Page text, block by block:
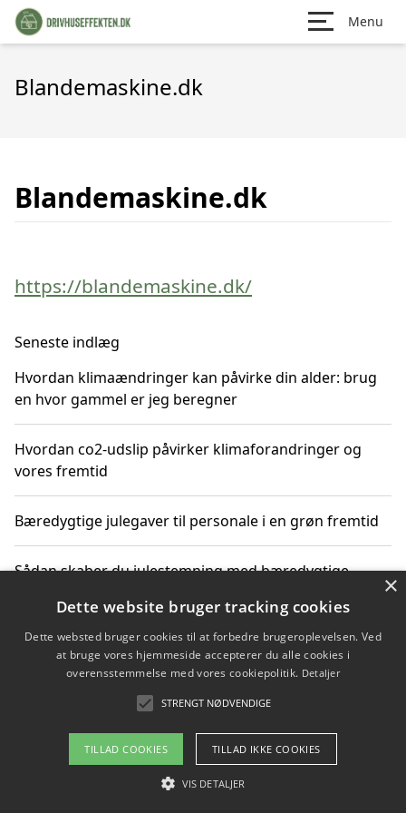
Menu
Blandemaskine.dk
Blandemaskine.dk
https://blandemaskine.dk/
Seneste indlæg
Hvordan klimaændringer kan påvirke din alder: brug
en hvor gammel er jeg beregner
Hvordan co2-udslip påvirker klimaforandringer og
vores fremtid
Bæredygtige julegaver til personale i en grøn fremtid
Sådan skaber du julestemning med bæredygtige
Sådan skaber du et bæredygtigt hjem med familien i
Copyright 2026 - Pilanto Aps
Om / kontakt
×
Dette website bruger tracking cookies
Dette websted bruger cookies til at forbedre brugeroplevelsen. Ved
at bruge vores hjemmeside accepterer du alle cookies i
overensstemmelse med vores cookiepolitik. Detaljer
STRENGT NØDVENDIGE
TILLAD COOKIES TILLAD IKKE COOKIES
VIS DETALJER